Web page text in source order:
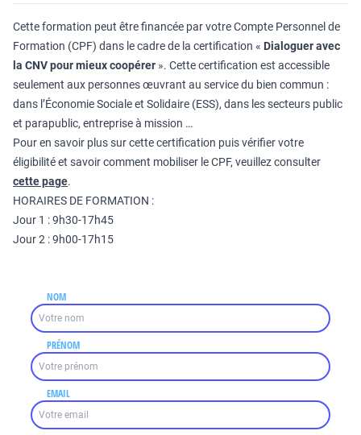
Cette formation peut être financée par votre Compte Personnel de
Formation (CPF) dans le cadre de la certification « Dialoguer avec
la CNV pour mieux coopérer ». Cette certification est accessible
seulement aux personnes œuvrant au service du bien commun :
dans l’Économie Sociale et Solidaire (ESS), dans les secteurs public
et parapublic, entreprise à mission …
Pour en savoir plus sur cette certification puis vérifier votre
éligibilité et savoir comment mobiliser le CPF, veuillez consulter
cette page.
HORAIRES DE FORMATION :
Jour 1 : 9h30-17h45
Jour 2 : 9h00-17h15
NOM
PRÉNOM
EMAIL